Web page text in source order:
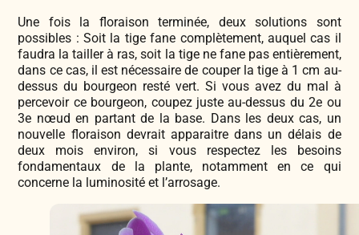
Une fois la floraison terminée, deux solutions sont
possibles : Soit la tige fane complètement, auquel cas il
faudra la tailler à ras, soit la tige ne fane pas entièrement,
dans ce cas, il est nécessaire de couper la tige à 1 cm au-
dessus du bourgeon resté vert. Si vous avez du mal à
percevoir ce bourgeon, coupez juste au-dessus du 2e ou
3e nœud en partant de la base. Dans les deux cas, un
nouvelle floraison devrait apparaitre dans un délais de
deux mois environ, si vous respectez les besoins
fondamentaux de la plante, notamment en ce qui
concerne la luminosité et l’arrosage.